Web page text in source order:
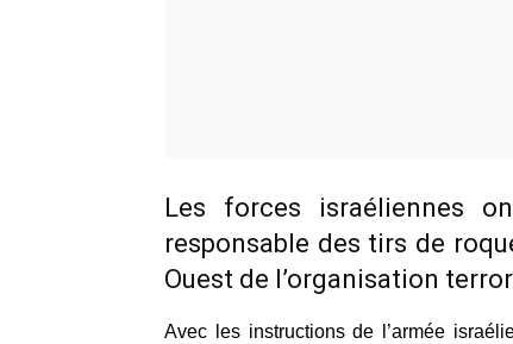
Les forces israéliennes
responsable des tirs de
Ouest de l’organisation
Avec les instructions de l’armée